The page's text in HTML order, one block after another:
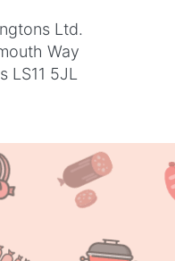
Ltd.
Way
LS11 5JL